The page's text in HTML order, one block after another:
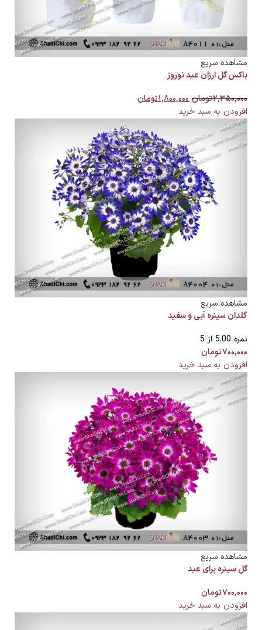
مشاهده سریع
باکس گل ارزان عید نوروز
۲,۳۵۰,۰۰۰تومان ۱,۸۰۰,۰۰۰تومان
افزودن به سبد خرید
مشاهده سریع
گلدان سینره آبی و سفید
نمره 5.00 از 5
۷۰۰,۰۰۰تومان
افزودن به سبد خرید
مشاهده سریع
گل سینره برای عید
۷۰۰,۰۰۰تومان
افزودن به سبد خرید